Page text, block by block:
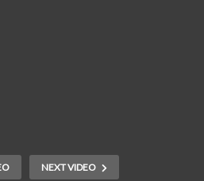
NEXT VIDEO